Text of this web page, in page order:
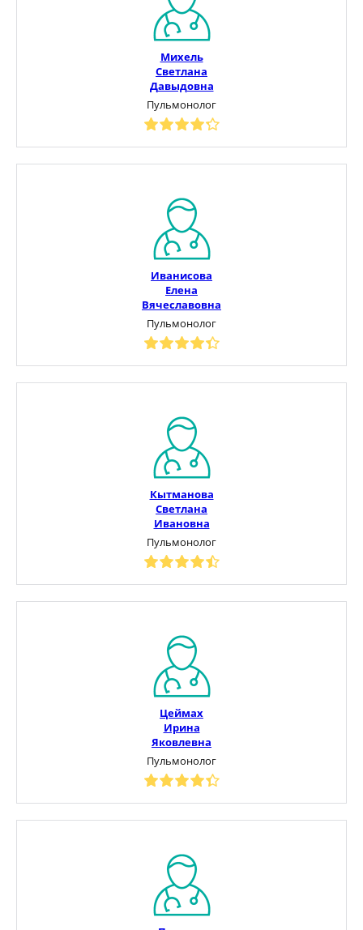
Михель
Светлана
Давыдовна
Пульмонолог
Иванисова
Елена
Вячеславовна
Пульмонолог
Кытманова
Светлана
Ивановна
Пульмонолог
Цеймах
Ирина
Яковлевна
Пульмонолог